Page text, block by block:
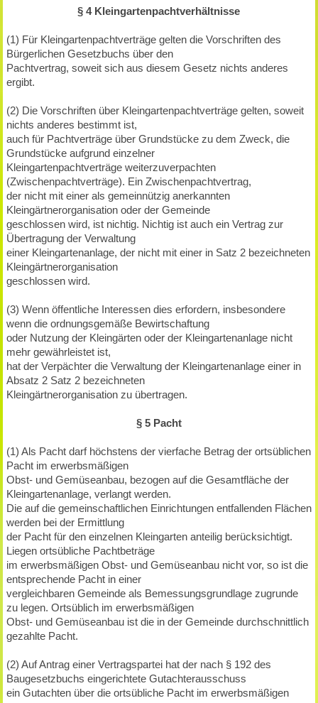
§ 4 Kleingartenpachtverhältnisse
(1) Für Kleingartenpachtverträge gelten die Vorschriften des
Bürgerlichen Gesetzbuchs über den
Pachtvertrag, soweit sich aus diesem Gesetz nichts anderes
ergibt.
(2) Die Vorschriften über Kleingartenpachtverträge gelten, soweit
nichts anderes bestimmt ist,
auch für Pachtverträge über Grundstücke zu dem Zweck, die
Grundstücke aufgrund einzelner
Kleingartenpachtverträge weiterzuverpachten
(Zwischenpachtverträge). Ein Zwischenpachtvertrag,
der nicht mit einer als gemeinnützig anerkannten
Kleingärtnerorganisation oder der Gemeinde
geschlossen wird, ist nichtig. Nichtig ist auch ein Vertrag zur
Übertragung der Verwaltung
einer Kleingartenanlage, der nicht mit einer in Satz 2 bezeichneten
Kleingärtnerorganisation
geschlossen wird.
(3) Wenn öffentliche Interessen dies erfordern, insbesondere
wenn die ordnungsgemäße Bewirtschaftung
oder Nutzung der Kleingärten oder der Kleingartenanlage nicht
mehr gewährleistet ist,
hat der Verpächter die Verwaltung der Kleingartenanlage einer in
Absatz 2 Satz 2 bezeichneten
Kleingärtnerorganisation zu übertragen.
§ 5 Pacht
(1) Als Pacht darf höchstens der vierfache Betrag der ortsüblichen
Pacht im erwerbsmäßigen
Obst- und Gemüseanbau, bezogen auf die Gesamtfläche der
Kleingartenanlage, verlangt werden.
Die auf die gemeinschaftlichen Einrichtungen entfallenden Flächen
werden bei der Ermittlung
der Pacht für den einzelnen Kleingarten anteilig berücksichtigt.
Liegen ortsübliche Pachtbeträge
im erwerbsmäßigen Obst- und Gemüseanbau nicht vor, so ist die
entsprechende Pacht in einer
vergleichbaren Gemeinde als Bemessungsgrundlage zugrunde
zu legen. Ortsüblich im erwerbsmäßigen
Obst- und Gemüseanbau ist die in der Gemeinde durchschnittlich
gezahlte Pacht.
(2) Auf Antrag einer Vertragspartei hat der nach § 192 des
Baugesetzbuchs eingerichtete Gutachterausschuss
ein Gutachten über die ortsübliche Pacht im erwerbsmäßigen